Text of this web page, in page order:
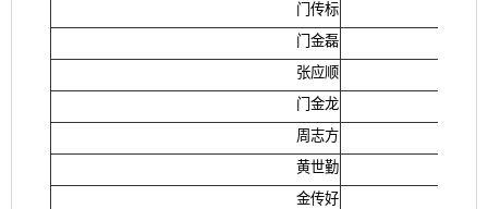
门传标
门金磊
张应顺
门金龙
周志方
黄世勤
金传好